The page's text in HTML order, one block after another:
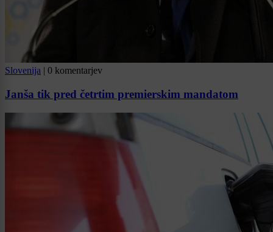
Slovenija | 0 komentarjev
Janša tik pred četrtim premierskim mandatom